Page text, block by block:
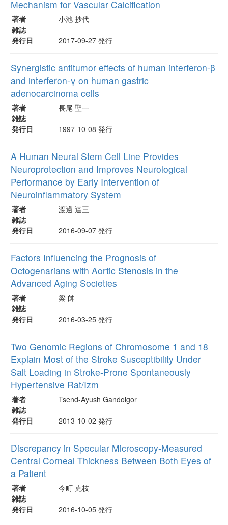
Mechanism for Vascular Calcification
著者
小池 抄代
雑誌
発行日
2017-09-27 発行
Synergistic antitumor effects of human interferon-β
and interferon-γ on human gastric
adenocarcinoma cells
著者
長尾 聖一
雑誌
発行日
1997-10-08 発行
A Human Neural Stem Cell Line Provides
Neuroprotection and Improves Neurological
Performance by Early Intervention of
Neuroinflammatory System
著者
渡邊 達三
雑誌
発行日
2016-09-07 発行
Factors Influencing the Prognosis of
Octogenarians with Aortic Stenosis in the
Advanced Aging Societies
著者
梁 帥
雑誌
発行日
2016-03-25 発行
Two Genomic Regions of Chromosome 1 and 18
Explain Most of the Stroke Susceptibility Under
Salt Loading in Stroke-Prone Spontaneously
Hypertensive Rat/Izm
著者
Tsend-Ayush Gandolgor
雑誌
発行日
2013-10-02 発行
Discrepancy in Specular Microscopy-Measured
Central Corneal Thickness Between Both Eyes of
a Patient
著者
今町 克枝
雑誌
発行日
2016-10-05 発行